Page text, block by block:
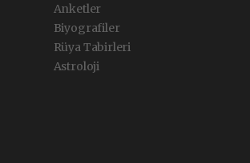
Anketler
Biyografiler
Rüya Tabirleri
Astroloji